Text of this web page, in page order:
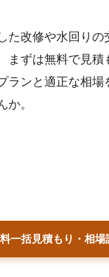
た改修や水回りの
まずは無料で見積
ランと適正な相場
か。
一括見積もり・相場